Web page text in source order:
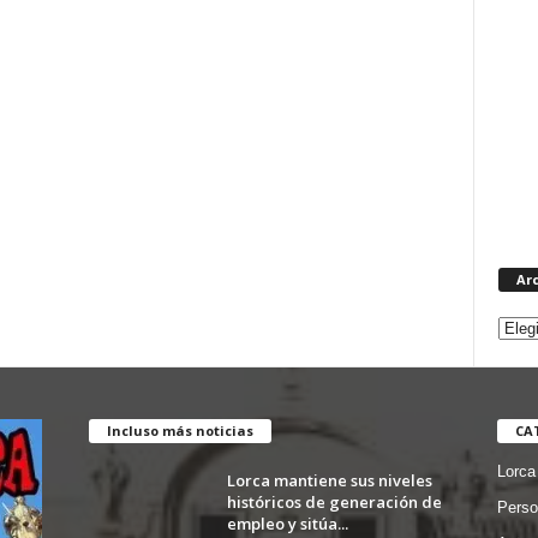
Incluso más noticias
Lorca mantiene sus niveles
históricos de generación de
empleo y sitúa...
Lorca